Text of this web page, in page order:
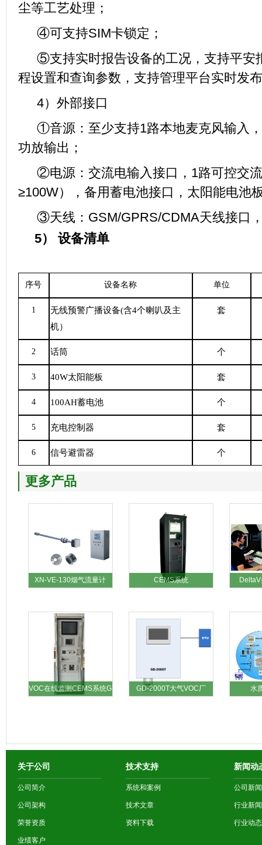
尘等工艺处理；
④可支持SIM卡锁定；
⑤支持实时报告设备的工况，支持平安
程设置和查询参数，支持管理平台实时发
4）外部接口
①音源：至少支持1路本地麦克风输入
功放输出；
②电源：交流电输入接口，1路可控交
≥100W），备用蓄电池接口，太阳能电池
③天线：GSM/GPRS/CDMA天线接口
5） 设备清单
序号 设备名称 单位
1 无线预警广播设备(含4个喇叭及 主
机）
套
2 话筒 个
3 40W太阳能板 套
4 100AH蓄电池 个
5 充电控制器 套
6 信号避雷器 个
更多产品
XN-VE-130烟气流量计 CEMS系统
VOC在线监测CEMS系统G GD-2000T大气VOC厂 水
关于公司
公司简介
公司架构
荣誉资质
业绩客户
技术支持
系统和案例
技术文章
资料下载
新闻动
公司新闻
行业新闻
行业动态